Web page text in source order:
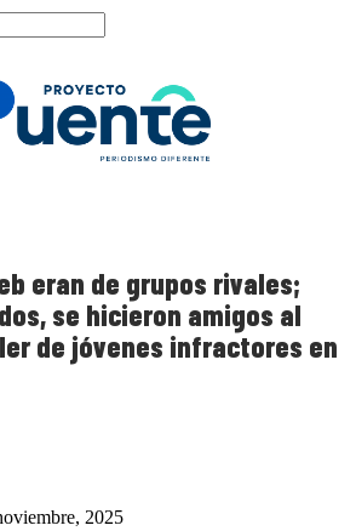
eran de grupos rivales;
se hicieron amigos al
de jóvenes infractores en
2025